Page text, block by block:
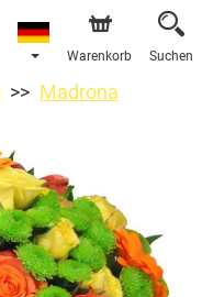
Warenkorb Suchen
Madrona